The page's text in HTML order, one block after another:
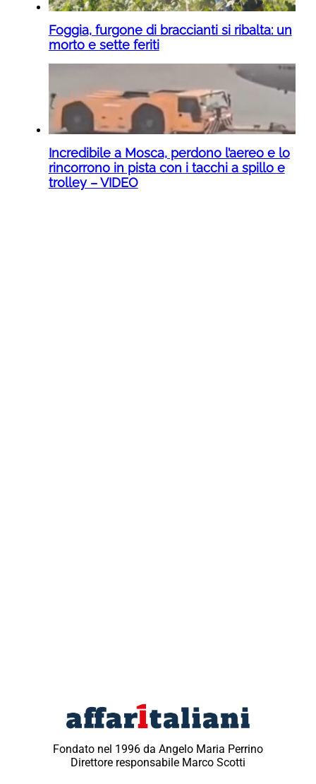
Foggia, furgone di braccianti si ribalta: un
morto e sette feriti
Incredibile a Mosca, perdono l’aereo e lo
rincorrono in pista con i tacchi a spillo e
trolley – VIDEO
Fondato nel 1996 da Angelo Maria Perrino
Direttore responsabile Marco Scotti